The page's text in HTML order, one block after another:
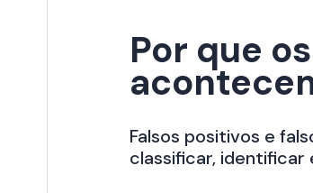
Por que
Falsos positivos e
classificar, identificar